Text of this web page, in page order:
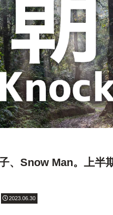
、Snow Man。上半
2023.06.30